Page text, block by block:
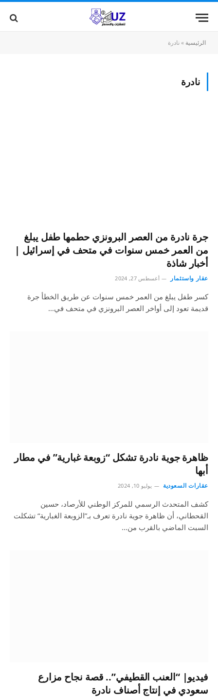
الرئيسية »نادرة
نادرة
جرة نادرة من العصر البرونزي حطمها طفل يبلغ
من العمر خمس سنوات في متحف في إسرائيل |
أخبار شاذة
عقار واستثمار أغسطس 27, 2024
كسر طفل يبلغ من العمر خمس سنوات عن طريق الخطأ جرة
قديمة تعود إلى أواخر العصر البرونزي في متحف في…
ظاهرة جوية نادرة تشكل “زوبعة غبارية” في مطار
أبها
عقارات السعودية يوليو 10, 2024
كشف المتحدث الرسمي للمركز الوطني للأرصاد، حسين
القحطاني، أن ظاهرة جوية نادرة تعرف بـ”الزوبعة الغبارية“ تشكلت
السبت الماضي بالقرب من…
فيديو| “العنب القطيفي”.. قصة نجاح مزارع
سعودي في إنتاج أصناف نادرة